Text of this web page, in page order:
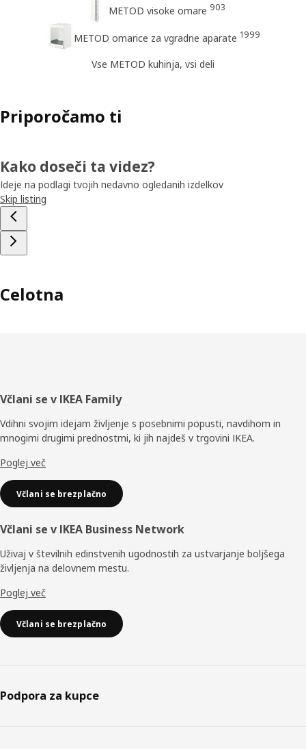
METOD visoke omare 903
METOD omarice za vgradne aparate 1999
Vse METOD kuhinja, vsi deli
Priporočamo ti
Kako doseči ta videz?
Ideje na podlagi tvojih nedavno ogledanih izdelkov
Skip listing
Celotna
Noga
Včlani se v IKEA Family
Vdihni svojim idejam življenje s posebnimi popusti, navdihom in
mnogimi drugimi prednostmi, ki jih najdeš v trgovini IKEA.
Poglej več
Včlani se brezplačno
Včlani se v IKEA Business Network
Uživaj v številnih edinstvenih ugodnostih za ustvarjanje boljšega
življenja na delovnem mestu.
Poglej več
Včlani se brezplačno
Podpora za kupce